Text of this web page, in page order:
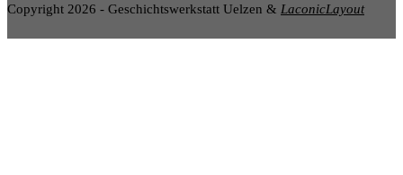
Copyright 2026 - Geschichtswerkstatt Uelzen & LaconicLayout